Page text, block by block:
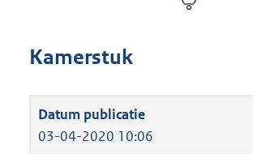
Kamerstuk
03-04-2020 10:06